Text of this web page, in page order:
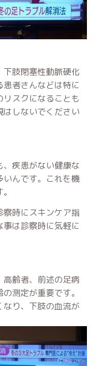
肢閉塞性動脈硬化
者さんなどは特に
スクになることも
しないでください
、疾患がない健康な
いんです。これを機
時にスキンケア指
は診察時に気軽に
齢者、前述の足病
測定が重要です。
なり、下肢の血流が